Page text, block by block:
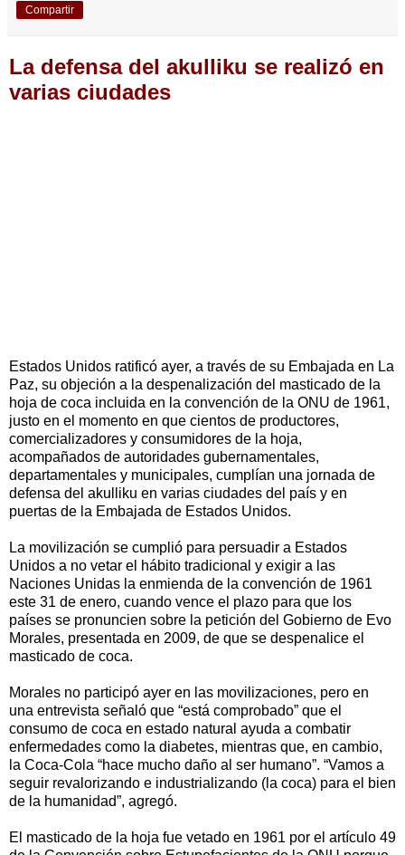
Compartir
La defensa del akulliku se realizó en
varias ciudades
Estados Unidos ratificó ayer, a través de su Embajada en La
Paz, su objeción a la despenalización del masticado de la
hoja de coca incluida en la convención de la ONU de 1961,
justo en el momento en que cientos de productores,
comercializadores y consumidores de la hoja,
acompañados de autoridades gubernamentales,
departamentales y municipales, cumplían una jornada de
defensa del akulliku en varias ciudades del país y en
puertas de la Embajada de Estados Unidos.
La movilización se cumplió para persuadir a Estados
Unidos a no vetar el hábito tradicional y exigir a las
Naciones Unidas la enmienda de la convención de 1961
este 31 de enero, cuando vence el plazo para que los
países se pronuncien sobre la petición del Gobierno de Evo
Morales, presentada en 2009, de que se despenalice el
masticado de coca.
Morales no participó ayer en las movilizaciones, pero en
una entrevista señaló que “está comprobado” que el
consumo de coca en estado natural ayuda a combatir
enfermedades como la diabetes, mientras que, en cambio,
la Coca-Cola “hace mucho daño al ser humano”. “Vamos a
seguir revalorizando e industrializando (la coca) para el bien
de la humanidad”, agregó.
El masticado de la hoja fue vetado en 1961 por el artículo 49